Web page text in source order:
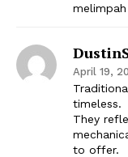
April 19,
timeless.
They
to offer.